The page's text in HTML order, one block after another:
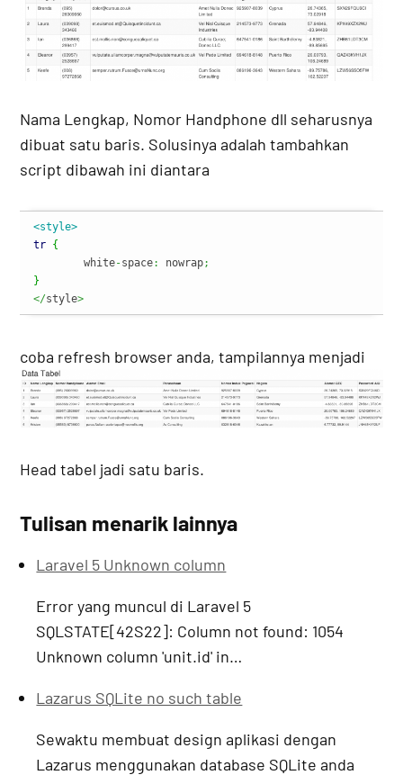
Nama Lengkap, Nomor Handphone dll seharusnya
dibuat satu baris. Solusinya adalah tambahkan
script dibawah ini diantara
<style>
tr {
	white
-space: nowrap;
}
</style>
coba refresh browser anda, tampilannya menjadi
Head tabel jadi satu baris.
Tulisan menarik lainnya
Laravel 5 Unknown column
Error yang muncul di Laravel 5
SQLSTATE[42S22]: Column not found: 1054
Unknown column 'unit.id' in…
Lazarus SQLite no such table
Sewaktu membuat design aplikasi dengan
Lazarus menggunakan database SQLite anda